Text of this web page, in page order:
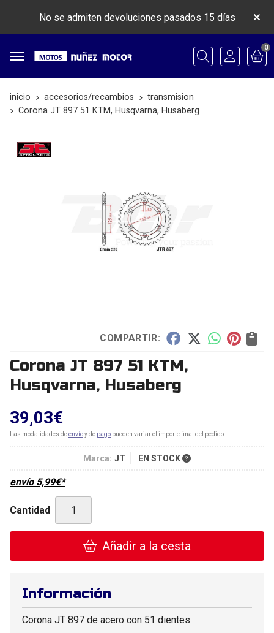
No se admiten devoluciones pasados 15 días
Buscar
0
inicio accesorios/recambios
transmision
Corona JT 897 51 KTM, Husqvarna, Husaberg
COMPARTIR:
Corona JT 897 51 KTM,
Husqvarna, Husaberg
39,03€
Las modalidades deenvíoy de pago pueden variar el importe final del pedido.
Marca: JT EN STOCK
envío 5,99€*
Cantidad
Añadir a la cesta
Información
Corona JT 897 de acero con 51 dientes